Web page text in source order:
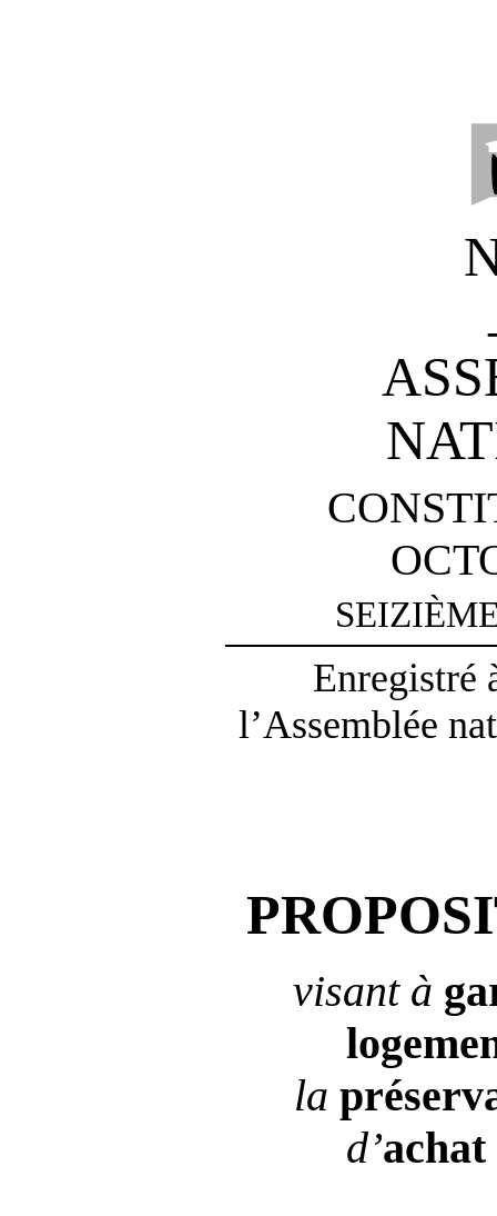
Enregistré
l’Assemblée
visant à
la
d’achat